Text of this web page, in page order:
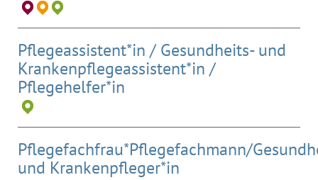
Pflegeassistent*in / Gesundheits- und
Krankenpflegeassistent*in /
Pflegehelfer*in
Pflegefachfrau*Pflegefachmann/
und Krankenpfleger*in